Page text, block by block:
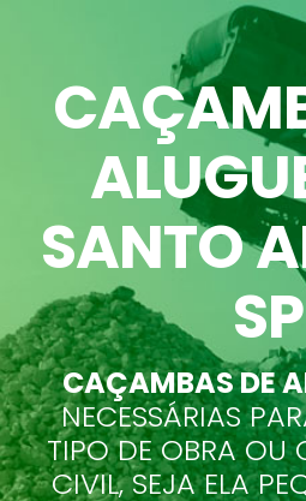
SANTO
SP
CAÇAMBAS DE
NECESSÁRIAS
TIPO DE OBRA OU
CIVIL, SEJA ELA